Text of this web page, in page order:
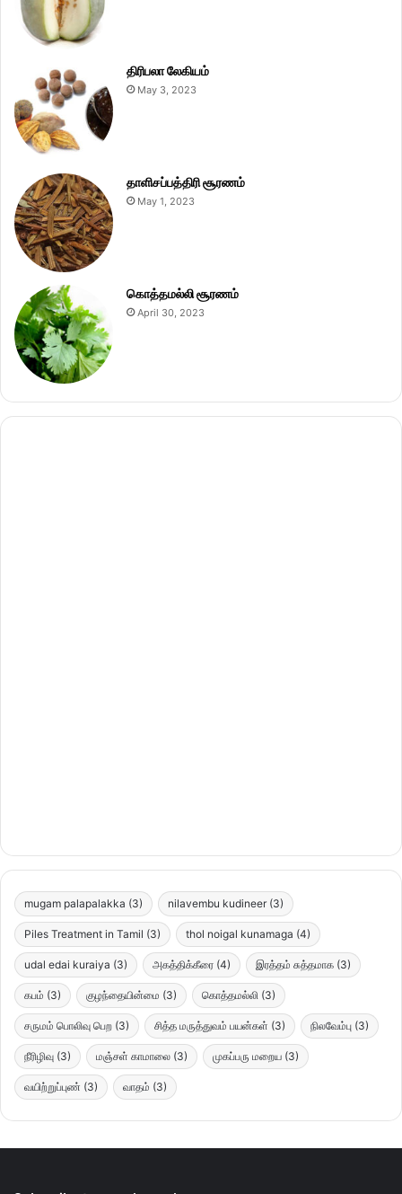
திரிபலா லேகியம்
May 3, 2023
தாளிசப்பத்திரி சூரணம்
May 1, 2023
கொத்தமல்லி சூரணம்
April 30, 2023
mugam palapalakka (3) nilavembu kudineer (3)
Piles Treatment in Tamil (3) thol noigal kunamaga (4)
udal edai kuraiya (3) அகத்திக்கீரை (4) இரத்தம் சுத்தமாக (3)
கபம் (3) குழந்தையின்மை (3) கொத்தமல்லி (3)
சருமம் பொலிவு பெற (3) சித்த மருத்துவம் பயன்கள் (3) நிலவேம்பு (3)
நீரிழிவு (3) மஞ்சள் காமாலை (3) முகப்பரு மறைய (3)
வயிற்றுப்புண் (3) வாதம் (3)